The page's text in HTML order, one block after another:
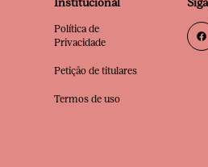
Institucional
Política de
Privacidade
Petição de titulares
Termos de uso